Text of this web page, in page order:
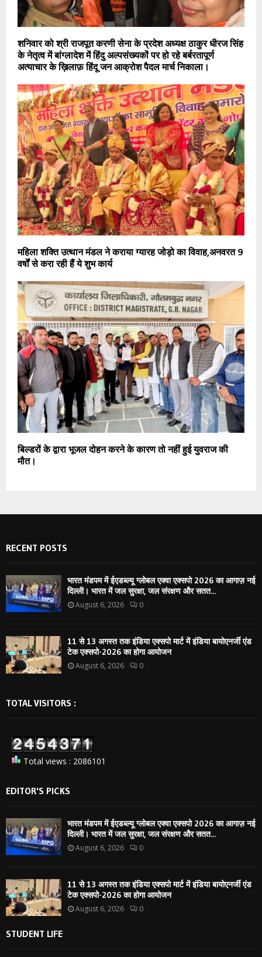
शनिवार को श्री राजपूत करणी सेना के प्रदेश अध्यक्ष ठाकुर धीरज सिंह
के नेतृत्व में बांग्लादेश में हिंदु अल्पसंख्यकों पर हो रहे बर्बरतापूर्ण
अत्याचार के ख़िलाफ़ हिंदू जन आक्रोश पैदल मार्च निकाला।
महिला शक्ति उत्थान मंडल ने कराया ग्यारह जोड़ो का विवाह,अनवरत 9
वर्षों से करा रही हैं ये शुभ कार्य
बिल्डरों के द्वारा भूजल दोहन करने के कारण तो नहीं हुई युवराज की
मौत।
RECENT POSTS
भारत मंडपम में ईएडब्ल्यू ग्लोबल एक्वा एक्सपो 2026 का आगाज़ नई
दिल्ली। भारत में जल सुरक्षा, जल संरक्षण और सतत...
August 6, 2026 0
11 से 13 अगस्त तक इंडिया एक्सपो मार्ट में इंडिया बायोएनर्जी एंड
टेक एक्सपो-2026 का होगा आयोजन
August 6, 2026 0
TOTAL VISITORS :
Total views : 2086101
EDITOR'S PICKS
भारत मंडपम में ईएडब्ल्यू ग्लोबल एक्वा एक्सपो 2026 का आगाज़ नई
दिल्ली। भारत में जल सुरक्षा, जल संरक्षण और सतत...
August 6, 2026 0
11 से 13 अगस्त तक इंडिया एक्सपो मार्ट में इंडिया बायोएनर्जी एंड
टेक एक्सपो-2026 का होगा आयोजन
August 6, 2026 0
STUDENT LIFE